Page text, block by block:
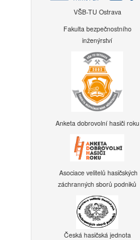
VŠB-TU Ostrava
Fakulta bezpečnostního
inženýrství
Anketa dobrovolní hasiči roku
Asociace velitelů hasičských
záchranných sborů podniků
Česká hasičská jednota